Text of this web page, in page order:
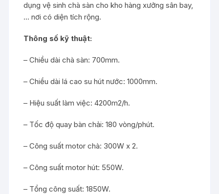
dụng vệ sinh chà sàn cho kho hàng xưởng sân bay,
… nơi có diện tích rộng.
Thông số kỹ thuật:
– Chiều dài chà sàn: 700mm.
– Chiều dài lá cao su hút nước: 1000mm.
– Hiệu suất làm việc: 4200m2/h.
– Tốc độ quay bàn chải: 180 vòng/phút.
– Công suất motor chà: 300W x 2.
– Công suất motor hút: 550W.
– Tổng công suất: 1850W.